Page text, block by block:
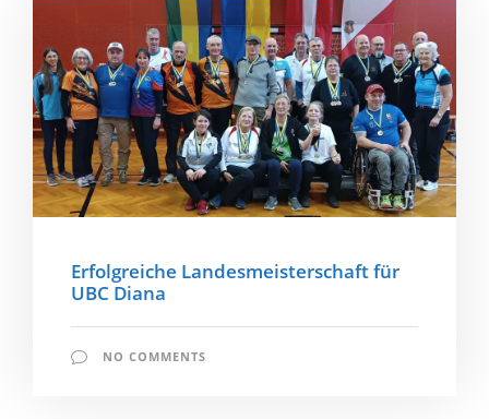
Erfolgreiche Landesmeisterschaft für
UBC Diana
NO COMMENTS